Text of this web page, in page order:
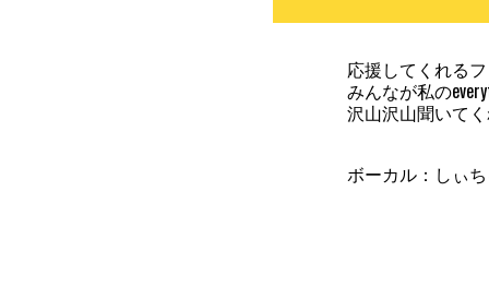
応援してくれる
みんなが私の
沢山沢山聞いて
ボーカル：しぃ